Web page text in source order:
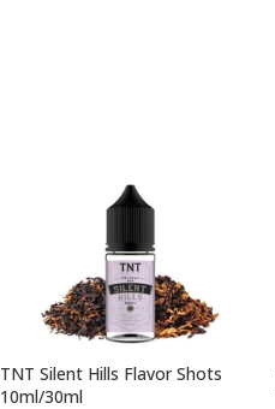
TNT Silent Hills Flavor Shots
10ml/30ml